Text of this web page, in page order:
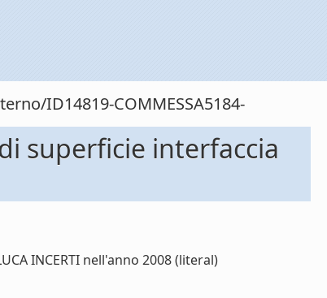
ID14819-COMMESSA5184-
superficie interfaccia
INCERTI nell'anno 2008 (literal)